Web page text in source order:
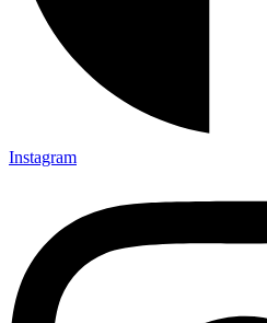
Instagram